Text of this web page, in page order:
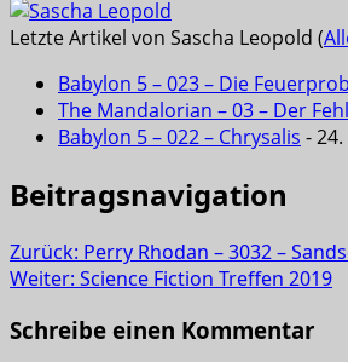
Letzte Artikel von Sascha Leopold (
Babylon 5 – 023 – Die
The Mandalorian – 03 – Der
Babylon 5 – 022 – Chrysalis -
Beitragsnavigation
Zurück: Perry Rhodan – 3032 –
Weiter: Science Fiction Treffen 2019
Schreibe einen Kommentar